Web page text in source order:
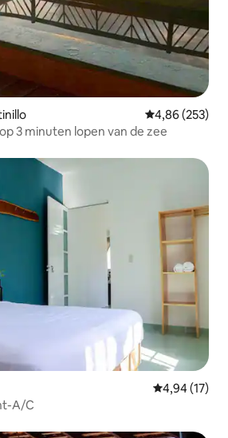
Gemiddelde
4,86 (253)
3 minuten lopen van de zee
Gemiddelde
4,94 (17)
A/C